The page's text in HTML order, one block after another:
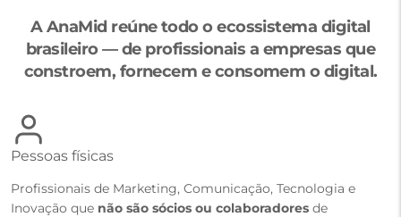
A AnaMid reúne todo o ecossistema digital
brasileiro — de profissionais a empresas que
constroem, fornecem e consomem o digital.
Pessoas físicas
Profissionais de Marketing, Comunicação, Tecnologia e
Inovação que não são sócios ou colaboradores de